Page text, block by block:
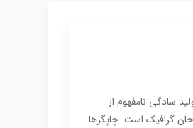
سادگی نامفهوم از
گرافیک است. چاپگرها